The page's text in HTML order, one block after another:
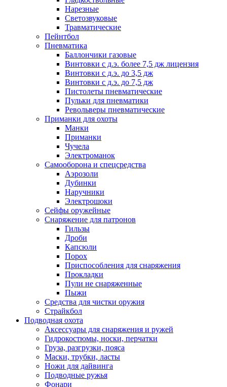
Нарезные
Светозвуковые
Травматические
Пейнтбол
Пневматика
Баллончики газовые
Винтовки с д.э. более 7,5 дж лицензия
Винтовки с д.э. до 3,5 дж
Винтовки с д.э. до 7,5 дж
Пистолеты пневматические
Пульки для пневматики
Револьверы пневматические
Приманки для охоты
Манки
Приманки
Чучела
Электроманок
Самооборона и спецсредства
Аэрозоли
Дубинки
Наручники
Электрошоки
Сейфы оружейные
Снаряжение для патронов
Гильзы
Дроби
Капсюли
Порох
Приспособления для снаряжения
Прокладки
Пули не снаряженные
Пыжи
Средства для чистки оружия
Страйкбол
Подводная охота
Аксессуары для снаряжения и ружей
Гидрокостюмы, носки, перчатки
Груза, разгрузки, пояса
Маски, трубки, ласты
Ножи для дайвинга
Подводные ружья
Фонари